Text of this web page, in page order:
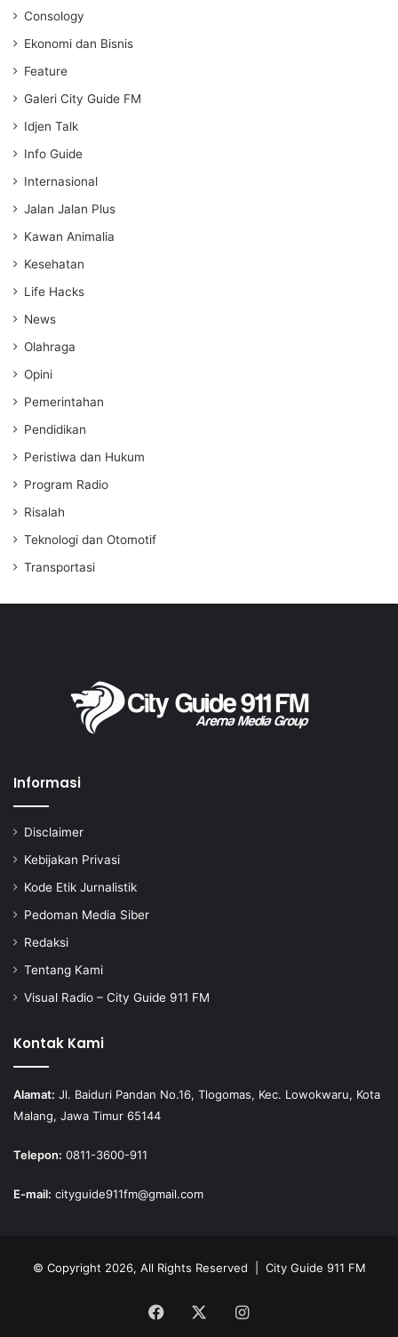
Consology
Ekonomi dan Bisnis
Feature
Galeri City Guide FM
Idjen Talk
Info Guide
Internasional
Jalan Jalan Plus
Kawan Animalia
Kesehatan
Life Hacks
News
Olahraga
Opini
Pemerintahan
Pendidikan
Peristiwa dan Hukum
Program Radio
Risalah
Teknologi dan Otomotif
Transportasi
Informasi
Disclaimer
Kebijakan Privasi
Kode Etik Jurnalistik
Pedoman Media Siber
Redaksi
Tentang Kami
Visual Radio – City Guide 911 FM
Kontak Kami
Alamat: Jl. Baiduri Pandan No.16, Tlogomas, Kec. Lowokwaru, Kota
Malang, Jawa Timur 65144
Telepon: 0811-3600-911
E-mail: cityguide911fm@gmail.com
© Copyright 2026, All Rights Reserved | City Guide 911 FM
Facebook Instagram